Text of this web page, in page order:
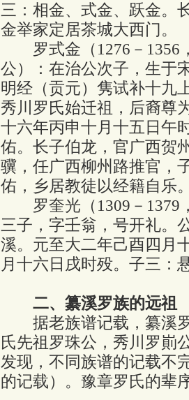
三：相金、式金、跃金。
金举家定居茶城大西门。
罗式金（1276－1356
公）：在治公次子，生于
明经（贡元）隽试补十九
秀川罗氏始迁祖，后裔尊
十六年丙申十月十五日午
佑。长子伯龙，官广西贺
骥，任广西柳州路推官，
佑，乡居教徒以经籍自乐
罗奎光（1309－1379
三子，字壬翁，号开礼。
溪。元至大二年己酉四月
月十六日戌时殁。子三：
二、纂溪罗族的远祖
据老族谱记载，纂溪罗
氏先祖罗珠公，秀川罗崱
发现，不同族谱的记载不
的记载）。豫章罗氏的辈